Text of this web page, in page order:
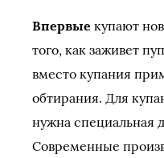
Впервые купают
того, как заживет
вместо купания
обтирания. Для
нужна специальная
Современные